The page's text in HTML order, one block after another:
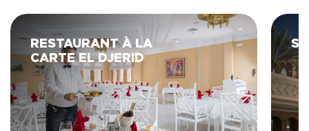
RESTAURANT À LA
CARTE EL DJERID